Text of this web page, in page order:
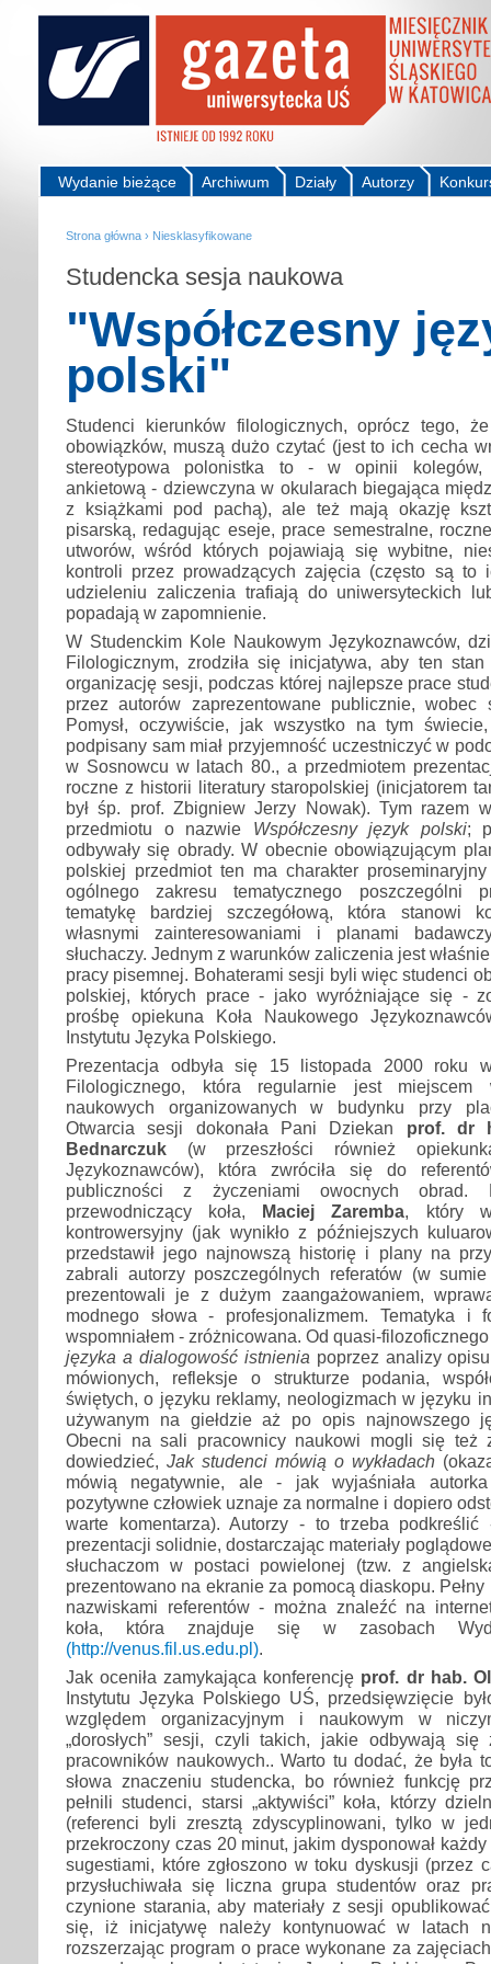
Autorzy
Działy
Archiwum
Wydanie bieżące
Strona główna › Niesklasyfikowane
Studencka sesja naukowa
"Współczesny
polski"
Studenci kierunków filologicznych, oprócz tego,
obowiązków, muszą dużo czytać (jest to ich cecha
stereotypowa polonistka to - w opinii kolegów,
ankietową - dziewczyna w okularach biegająca
z książkami pod pachą), ale też mają okazję
pisarską, redagując eseje, prace semestralne,
utworów, wśród których pojawiają się wybitne,
kontroli przez prowadzących zajęcia (często są to
udzieleniu zaliczenia trafiają do uniwersyteckich
popadają w zapomnienie.
W Studenckim Kole Naukowym Językoznawców,
Filologicznym, zrodziła się inicjatywa, aby ten
organizację sesji, podczas której najlepsze prace
przez autorów zaprezentowane publicznie, wobec
Pomysł, oczywiście, jak wszystko na tym
podpisany sam miał przyjemność uczestniczyć w
w Sosnowcu w latach 80., a przedmiotem
roczne z historii literatury staropolskiej (inicjatorem
był śp. prof. Zbigniew Jerzy Nowak). Tym razem
przedmiotu o nazwie Współczesny język polski;
odbywały się obrady. W obecnie obowiązującym
polskiej przedmiot ten ma charakter
ogólnego zakresu tematycznego poszczególni
tematykę bardziej szczegółową, która stanowi
własnymi zainteresowaniami i planami
słuchaczy. Jednym z warunków zaliczenia jest
pracy pisemnej. Bohaterami sesji byli więc studenci
polskiej, których prace - jako wyróżniające się -
prośbę opiekuna Koła Naukowego
Instytutu Języka Polskiego.
Prezentacja odbyła się 15 listopada 2000 roku
Filologicznego, która regularnie jest miejscem
naukowych organizowanych w budynku przy
Otwarcia sesji dokonała Pani Dziekan prof. dr
Bednarczuk (w przeszłości również
Językoznawców), która zwróciła się do
publiczności z życzeniami owocnych obrad.
przewodniczący koła, Maciej Zaremba, który
kontrowersyjny (jak wynikło z późniejszych
przedstawił jego najnowszą historię i plany na
zabrali autorzy poszczególnych referatów (w
prezentowali je z dużym zaangażowaniem,
modnego słowa - profesjonalizmem. Tematyka i
wspomniałem - zróżnicowana. Od quasi-
języka a dialogowość istnienia poprzez analizy
mówionych, refleksje o strukturze podania,
świętych, o języku reklamy, neologizmach w języku
używanym na giełdzie aż po opis najnowszego
Obecni na sali pracownicy naukowi mogli się też
dowiedzieć, Jak studenci mówią o wykładach
mówią negatywnie, ale - jak wyjaśniała
pozytywne człowiek uznaje za normalne i dopiero
warte komentarza). Autorzy - to trzeba
prezentacji solidnie, dostarczając materiały
słuchaczom w postaci powielonej (tzw. z
prezentowano na ekranie za pomocą diaskopu.
nazwiskami referentów - można znaleźć na
koła, która znajduje się w zasobach
(http://venus.fil.us.edu.pl).
Jak oceniła zamykająca konferencję prof. dr hab.
Instytutu Języka Polskiego UŚ, przedsięwzięcie
względem organizacyjnym i naukowym w
„dorosłych” sesji, czyli takich, jakie odbywają się
pracowników naukowych.. Warto tu dodać, że była
słowa znaczeniu studencka, bo również funkcję
pełnili studenci, starsi „aktywiści” koła, którzy
(referenci byli zresztą zdyscyplinowani, tylko w
przekroczony czas 20 minut, jakim dysponował
sugestiami, które zgłoszono w toku dyskusji (przez
przysłuchiwała się liczna grupa studentów oraz
czynione starania, aby materiały z sesji
się, iż inicjatywę należy kontynuować w latach
rozszerzając program o prace wykonane za